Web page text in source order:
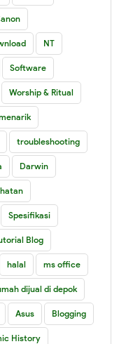
NT
Software
Worship & Ritual
troubleshooting
Darwin
Spesifikasi
Blog
halal ms office
dijual di depok
Asus Blogging
History